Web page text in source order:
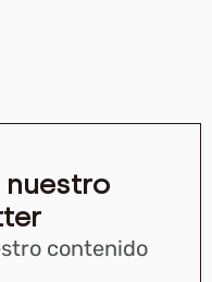
nuestro
contenido